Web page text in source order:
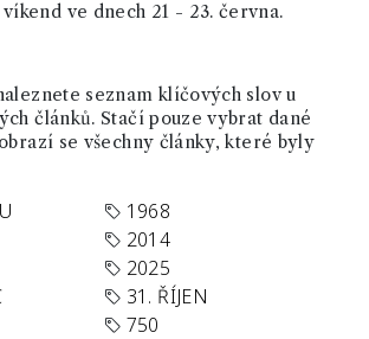
ve dnech 21 - 23. června.
seznam klíčových slov u
článků. Stačí pouze vybrat dané
se všechny články, které byly
1968
2014
2025
31. ŘÍJEN
750